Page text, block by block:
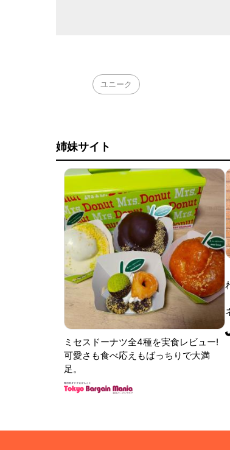
ユニーク
姉妹サイト
ミセスドーナツ全4種を実食レビュー!
可愛さも食べ応えもばっちりで大満
足。